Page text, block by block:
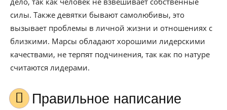
силы. Также девятки бывают самолюбивы, это
вызывает проблемы в личной жизни и отношениях с
близкими. Марсы обладают хорошими лидерскими
качествами, не терпят подчинения, так как по натуре
считаются лидерами.
Правильное написание